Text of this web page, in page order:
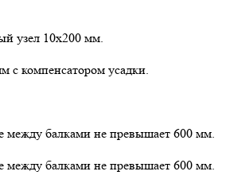
узел 10х200 мм.
с компенсатором усадки.
между балками не превышает 600 мм.
между балками не превышает 600 мм.